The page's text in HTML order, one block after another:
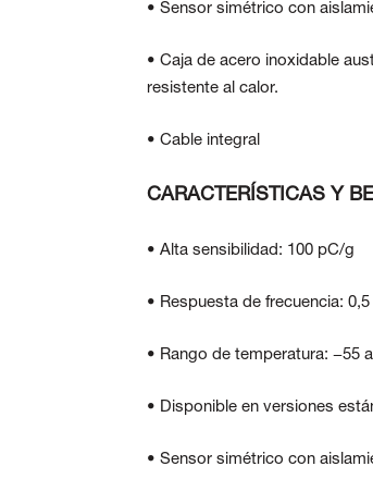
• Sensor simétrico con
• Caja de acero inoxidable
resistente al calor.
• Cable integral
CARACTERÍSTICAS Y
• Alta sensibilidad: 100 pC/g
• Respuesta de frecuencia: 0,5
• Rango de temperatura: −55 a
• Disponible en versiones
• Sensor simétrico con